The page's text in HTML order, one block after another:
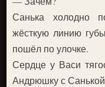
Санька холодно
жёсткую линию
пошёл по улочке.
Сердце у Васи
Андрюшку с